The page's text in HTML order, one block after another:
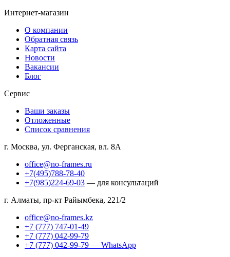
Интернет-магазин
О компании
Обратная связь
Карта сайта
Новости
Вакансии
Блог
Сервис
Ваши заказы
Отложенные
Список сравнения
г. Москва, ул. Ферганская, вл. 8А
office@no-frames.ru
+7(495)788-78-40
+7(985)224-69-03 — для консультаций
г. Алматы, пр-кт Райымбека, 221/2
office@no-frames.kz
+7 (777) 747-01-49
+7 (777) 042-99-79
+7 (777) 042-99-79 — WhatsApp